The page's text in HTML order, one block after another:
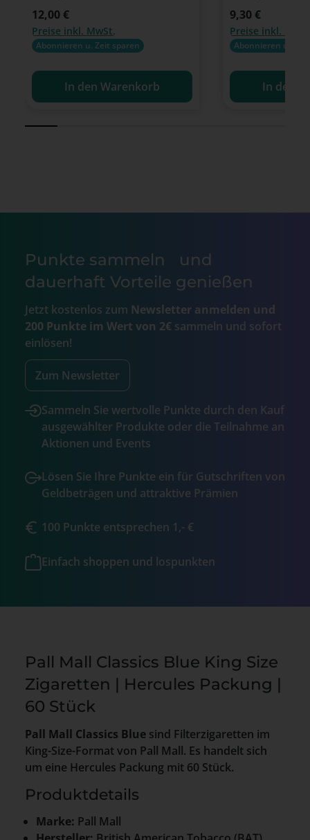
Regulärer Preis:
12,00 €
Preise inkl. MwSt.
Abonnieren u. Zeit sparen
In den Warenkorb
Regulärer Preis:
9,30 €
Preise inkl.
Abonnieren u.
In den
Punkte sammeln und
dauerhaft Vorteile genießen
Jetzt kostenlos zum Newsletter anmelden und
200 Punkte im Wert von 2€ sammeln und sofort
einlösen!
Zum Newsletter
Sammeln Sie wertvolle Punkte durch den Kauf
ausgewählter Produkte oder die Teilnahme an
Aktionen und Events
Lösen Sie Ihre Punkte ein für Gutschriften von
Geldbeträgen und attraktive Prämien
100 Punkte entsprechen 1,- €
Einfach shoppen und lospunkten
Pall Mall Classics Blue King Size
Zigaretten | Hercules Packung |
60 Stück
Pall Mall Classics Blue sind Filterzigaretten im
King-Size-Format von Pall Mall. Es handelt sich
um eine Hercules Packung mit 60 Stück.
Produktdetails
Marke: Pall Mall